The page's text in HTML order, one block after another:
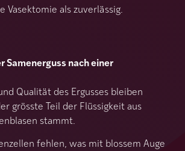
Vasektomie als zuverlässig.
Samenerguss nach einer
Qualität des Ergusses bleiben
grösste Teil der Flüssigkeit aus
stammt.
fehlen, was mit blossem Auge